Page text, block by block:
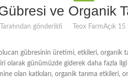
ve Organik
Tarafından gönderildi Teox FarmAçık
gübresinin üretimi, etkileri, organik
olarak günümüzde giderek daha fazla
olan katkıları, organik tarıma etkileri,